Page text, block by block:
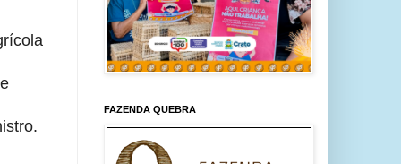
FAZENDA QUEBRA